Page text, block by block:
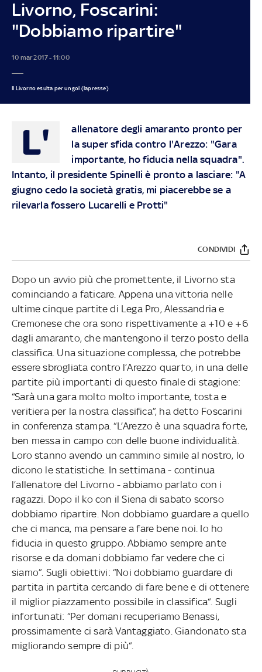
Livorno, Foscarini:
"Dobbiamo ripartire"
10 mar 2017 - 11:00
Il Livorno esulta per un gol (lapresse)
L'
allenatore degli amaranto pronto per
la super sfida contro l'Arezzo: "Gara
importante, ho fiducia nella squadra".
Intanto, il presidente Spinelli è pronto a lasciare: "A
giugno cedo la società gratis, mi piacerebbe se a
rilevarla fossero Lucarelli e Protti"
CONDIVIDI
Dopo un avvio più che promettente, il Livorno sta
cominciando a faticare. Appena una vittoria nelle
ultime cinque partite di Lega Pro, Alessandria e
Cremonese che ora sono rispettivamente a +10 e +6
dagli amaranto, che mantengono il terzo posto della
classifica. Una situazione complessa, che potrebbe
essere sbrogliata contro l’Arezzo quarto, in una delle
partite più importanti di questo finale di stagione:
“Sarà una gara molto molto importante, tosta e
veritiera per la nostra classifica”, ha detto Foscarini
in conferenza stampa. “L’Arezzo è una squadra forte,
ben messa in campo con delle buone individualità.
Loro stanno avendo un cammino simile al nostro, lo
dicono le statistiche. In settimana - continua
l’allenatore del Livorno - abbiamo parlato con i
ragazzi. Dopo il ko con il Siena di sabato scorso
dobbiamo ripartire. Non dobbiamo guardare a quello
che ci manca, ma pensare a fare bene noi. Io ho
fiducia in questo gruppo. Abbiamo sempre ante
risorse e da domani dobbiamo far vedere che ci
siamo”. Sugli obiettivi: “Noi dobbiamo guardare di
partita in partita cercando di fare bene e di ottenere
il miglior piazzamento possibile in classifica“. Sugli
infortunati: “Per domani recuperiamo Benassi,
prossimamente ci sarà Vantaggiato. Giandonato sta
migliorando sempre di più“.